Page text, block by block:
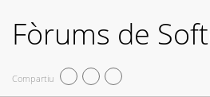
Fòrums de
Compartiu